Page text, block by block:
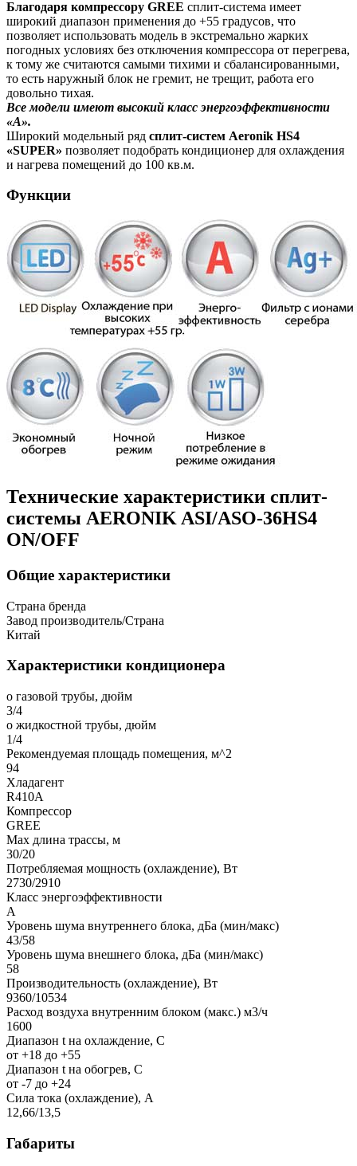
Благодаря компрессору GREE сплит-система имеет
широкий диапазон применения до +55 градусов, что
позволяет использовать модель в экстремально жарких
погодных условиях без отключения компрессора от перегрева,
к тому же считаются самыми тихими и сбалансированными,
то есть наружный блок не гремит, не трещит, работа его
довольно тихая.
Все модели имеют высокий класс энергоэффективности
«А».
Широкий модельный ряд сплит-систем Aeronik HS4
«SUPER» позволяет подобрать кондиционер для охлаждения
и нагрева помещений до 100 кв.м.
Функции
Технические характеристики сплит-
системы AERONIK ASI/ASO-36HS4
ON/OFF
Общие характеристики
Страна бренда
Завод производитель/Страна
Китай
Характеристики кондиционера
o газовой трубы, дюйм
3/4
o жидкостной трубы, дюйм
1/4
Рекомендуемая площадь помещения, м^2
94
Хладагент
R410A
Компрессор
GREE
Мах длина трассы, м
30/20
Потребляемая мощность (охлаждение), Вт
2730/2910
Класс энергоэффективности
А
Уровень шума внутреннего блока, дБа (мин/макс)
43/58
Уровень шума внешнего блока, дБа (мин/макс)
58
Производительность (охлаждение), Вт
9360/10534
Расход воздуха внутренним блоком (макс.) м3/ч
1600
Диапазон t на охлаждение, С
от +18 до +55
Диапазон t на обогрев, С
от -7 до +24
Сила тока (охлаждение), А
12,66/13,5
Габариты